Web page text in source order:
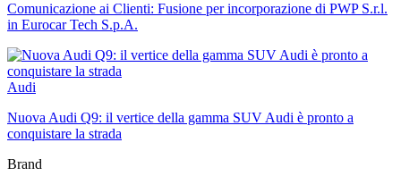
Comunicazione ai Clienti: Fusione per incorporazione di PWP S.r.l.
in Eurocar Tech S.p.A.
Audi
Nuova Audi Q9: il vertice della gamma SUV Audi è pronto a
conquistare la strada
Brand